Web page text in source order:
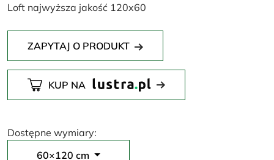
Loft najwyższa jakość 120x60
ZAPYTAJ O PRODUKT
KUP NA
Dostępne wymiary:
60×120 cm